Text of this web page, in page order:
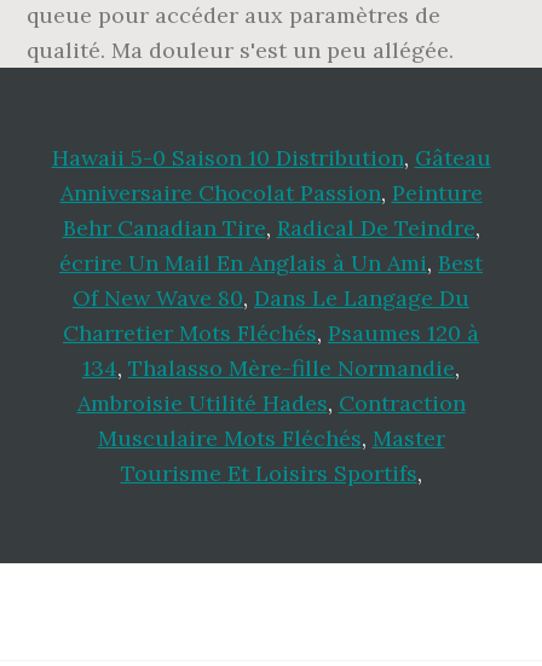
queue pour accéder aux paramètres de
qualité. Ma douleur s'est un peu allégée.
Hawaii 5-0 Saison 10 Distribution, Gâteau
Anniversaire Chocolat Passion, Peinture
Behr Canadian Tire, Radical De Teindre,
écrire Un Mail En Anglais à Un Ami, Best
Of New Wave 80, Dans Le Langage Du
Charretier Mots Fléchés, Psaumes 120 à
134, Thalasso Mère-fille Normandie,
Ambroisie Utilité Hades, Contraction
Musculaire Mots Fléchés, Master
Tourisme Et Loisirs Sportifs,